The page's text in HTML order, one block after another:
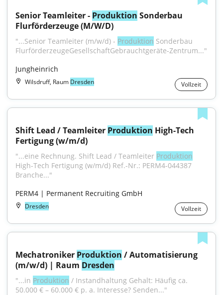
Senior Teamleiter - Produktion Sonderbau
Flurförderzeuge (M/W/D)
"...Senior Teamleiter (m/w/d) - Produktion Sonderbau
FlurförderzeugeGesellschaftGebrauchtgeräte-Zentrum..."
Jungheinrich
Wilsdruff, Raum Dresden Vollzeit
Shift Lead / Teamleiter Produktion High-Tech
Fertigung (w/m/d)
"...eine Rechnung. Shift Lead / Teamleiter Produktion
High-Tech Fertigung (w/m/d) Ref.-Nr.: PERM4-044387
Branche..."
PERM4 | Permanent Recruiting GmbH
Dresden Vollzeit
Mechatroniker Produktion / Automatisierung
(m/w/d) | Raum Dresden
"...in Produktion / Instandhaltung Gehalt: Häufig ca.
50.000 € – 60.000 € p. a. Interesse? Senden..."